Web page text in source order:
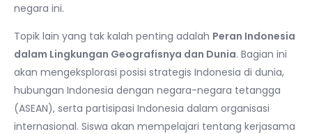
negara ini.
Topik lain yang tak kalah penting adalah Peran Indonesia
dalam Lingkungan Geografisnya dan Dunia. Bagian ini
akan mengeksplorasi posisi strategis Indonesia di dunia,
hubungan Indonesia dengan negara-negara tetangga
(ASEAN), serta partisipasi Indonesia dalam organisasi
internasional. Siswa akan mempelajari tentang kerjasama